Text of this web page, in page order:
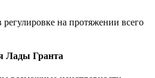
на протяжении всего
Лады Гранта